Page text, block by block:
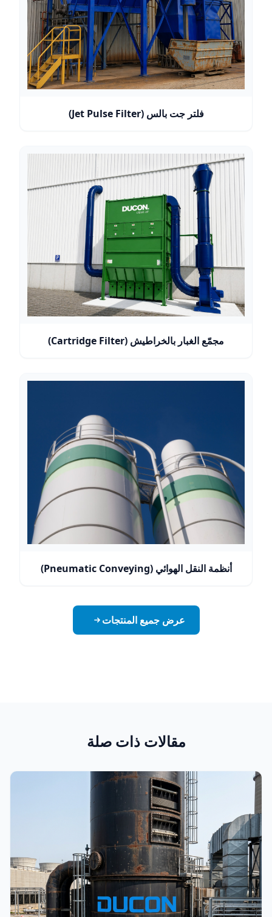
فلتر جت بالس (Jet Pulse Filter)
مجمّع الغبار بالخراطيش (Cartridge Filter)
أنظمة النقل الهوائي (Pneumatic Conveying)
عرض جميع المنتجات
مقالات ذات صلة